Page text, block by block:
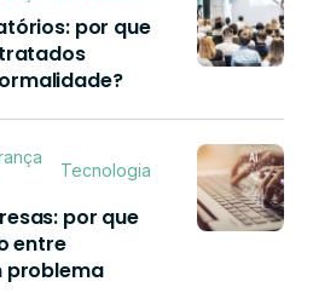
por que
Tecnologia
por que
entre
problema